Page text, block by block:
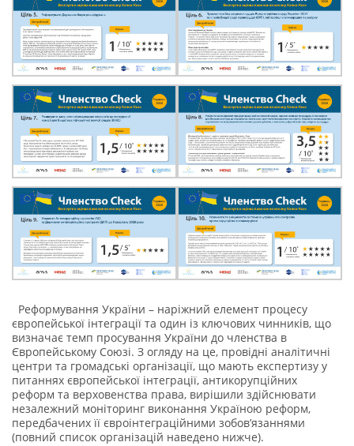
Реформування України – наріжний елемент процесу
європейської інтеграції та один із ключових чинників, що
визначає темп просування України до членства в
Європейському Союзі. З огляду на це, провідні аналітичні
центри та громадські організації, що мають експертизу у
питаннях європейської інтеграції, антикорупційних
реформ та верховенства права, вирішили здійснювати
незалежний моніторинг виконання Україною реформ,
передбачених її євроінтеграційними зобов’язаннями
(повний список організацій наведено нижче).